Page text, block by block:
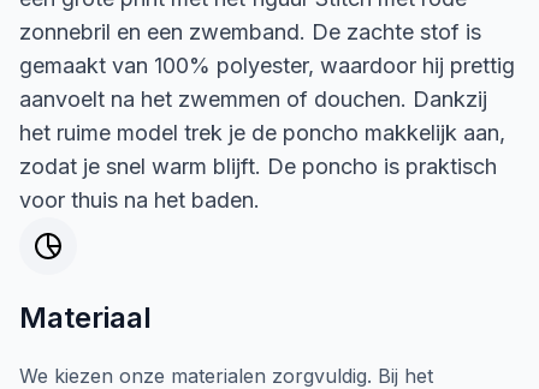
zonnebril en een zwemband. De zachte stof is
gemaakt van 100% polyester, waardoor hij prettig
aanvoelt na het zwemmen of douchen. Dankzij
het ruime model trek je de poncho makkelijk aan,
zodat je snel warm blijft. De poncho is praktisch
voor thuis na het baden.
Materiaal
We kiezen onze materialen zorgvuldig. Bij het